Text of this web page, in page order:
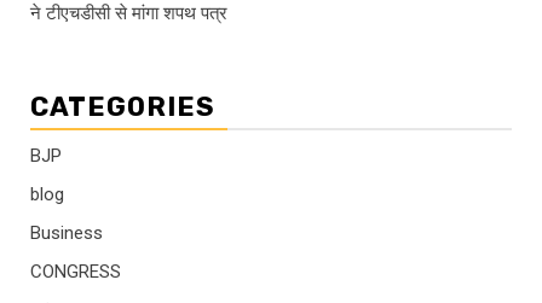
ने टीएचडीसी से मांगा शपथ पत्र
CATEGORIES
BJP
blog
Business
CONGRESS